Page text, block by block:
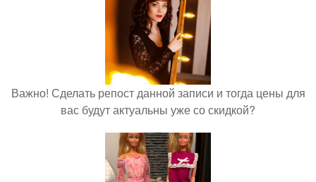
Важно! Сделать репост данной записи и тогда цены для
вас будут актуальны уже со скидкой?